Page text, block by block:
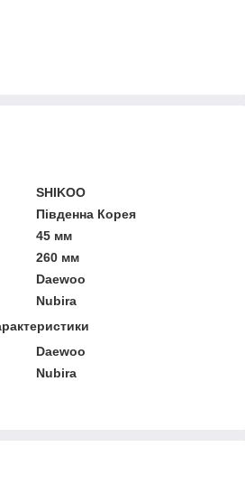
SHIKOO
Південна Корея
45 мм
260 мм
Daewoo
Nubira
Daewoo
Nubira